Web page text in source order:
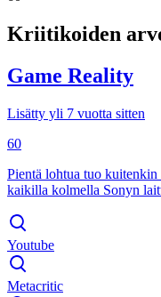
Kriitikoiden
Game Reality
Lisätty yli 7 vuotta sitten
60
Pientä lohtua tuo kuitenkin
kaikilla kolmella Sonyn
Youtube
Metacritic